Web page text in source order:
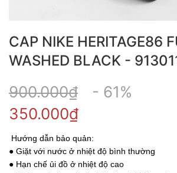
CAP NIKE HERITAGE86
WASHED BLACK -
900.000₫
- 61%
350.000₫
Hướng dẫn bảo quản:
● Giặt với nước ở nhiệt độ bình thường
● Hạn chế ủi đồ ở nhiệt độ cao